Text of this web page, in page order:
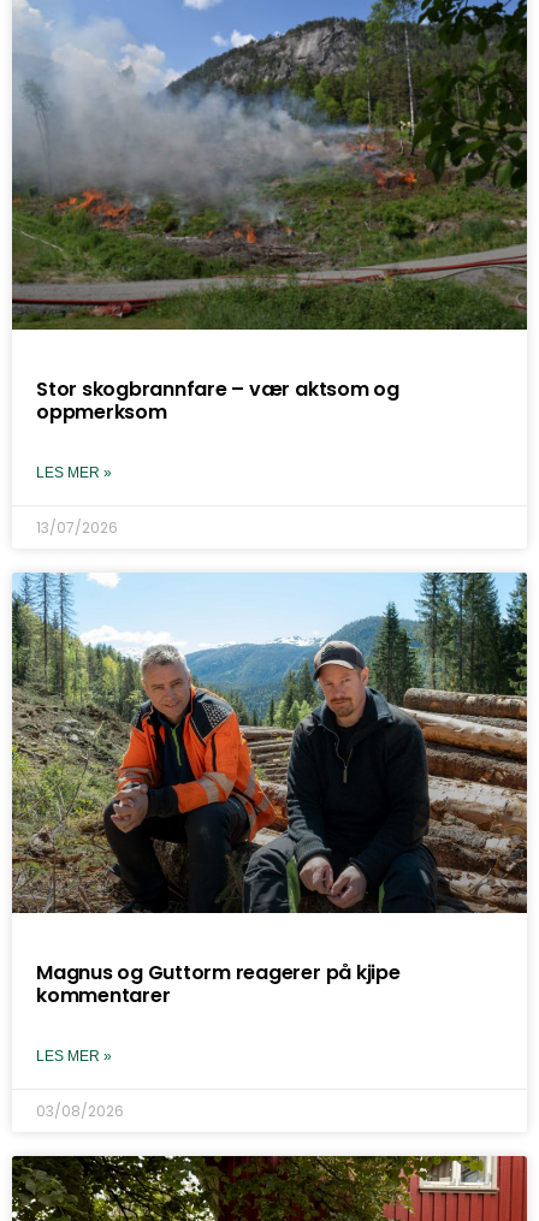
Stor skogbrannfare – vær aktsom og
oppmerksom
LES MER »
13/07/2026
Magnus og Guttorm reagerer på kjipe
kommentarer
LES MER »
03/08/2026